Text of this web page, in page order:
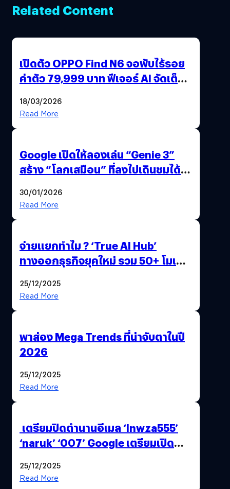
Related Content
เปิดตัว OPPO Find N6 จอพับไร้รอย
ค่าตัว 79,999 บาท ฟีเจอร์ AI จัดเต็ม
18/03/2026
Read More
Google เปิดให้ลองเล่น “Genie 3”
สร้าง “โลกเสมือน” ที่ลงไปเดินชมได้
30/01/2026
Read More
จ่ายแยกทำไม ? ‘True AI Hub’
ทางออกธุรกิจยุคใหม่ รวม 50+ โมเดล
25/12/2025
Read More
พาส่อง Mega Trends ที่น่าจับตาในปี
2026
25/12/2025
Read More
เตรียมปิดตำนานอีเมล ‘lnwza555’
‘naruk’ ‘007’ Google เตรียมเปิด
25/12/2025
Read More